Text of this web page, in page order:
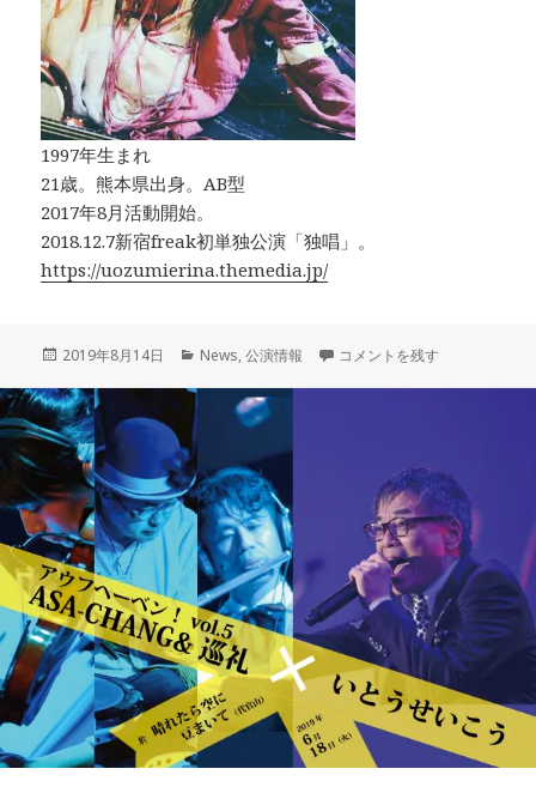
1997年生まれ
21歳。熊本県出身。AB型
2017年8月活動開始。
2018.12.7新宿freak初単独公演「独唱」。
https://uozumierina.themedia.jp/
投
日:
2019年8月14日
カ
News,公演情報 10/4「三十七日」ASA-
コメントを残す